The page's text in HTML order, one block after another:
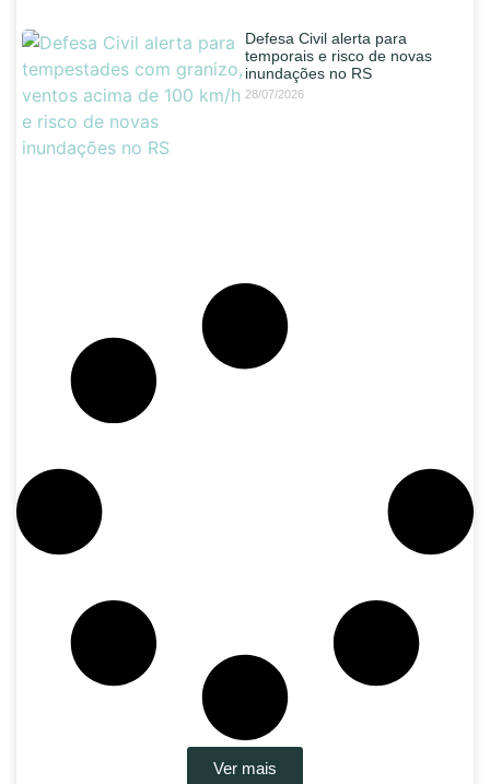
Defesa Civil alerta para
temporais e risco de novas
inundações no RS
28/07/2026
Ver mais